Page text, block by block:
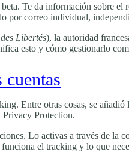
beta. Te da información sobre el
por correo individual,
Libertés), la autoridad
esto y cómo gestionarlo
Entre otras cosas, se
Privacy Protection.
Lo activas a través de la
el tracking y lo que